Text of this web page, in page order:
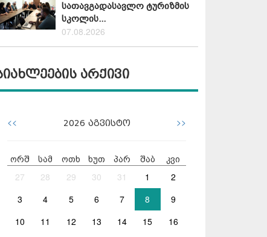
სათავგადასავლო ტურიზმის
სკოლის...
07.08.2026
არქივი
<< 2026 აგვისტო >>
ორშ სამ ოთხ ხუთ პარ შაბ კვი
27 28 29 30 31 1
2
3
4 5 6 7 8
9
10
11 12 13 14 15
16